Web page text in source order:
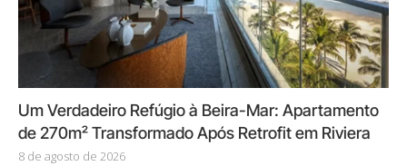
Um Verdadeiro Refúgio à Beira-Mar: Apartamento
de 270m² Transformado Após Retrofit em Riviera
8 de agosto de 2026